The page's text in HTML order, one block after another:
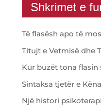
Shkrimet e
Të flasësh apo të
Titujt e Vetmisë dhe
Kur buzët tona flasin
Sintaksa tjetër e
Një histori